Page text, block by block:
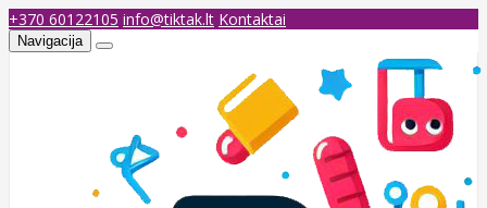
+370 60122105 info@tiktak.lt Kontaktai
Navigacija